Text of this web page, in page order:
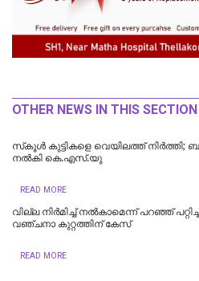
OTHER NEWS IN THIS SECTION
സ്‌കൂള്‍ കുട്ടികളെ വെയിലത്ത് നിര്‍ത്തി;
നല്‍കി കെ.എസ്.യു
READ MORE
വില്ല നിർമിച്ച് നൽകാമെന്ന് പറഞ്ഞ്
വഞ്ചനാ കുറ്റത്തിന് കേസ്
READ MORE